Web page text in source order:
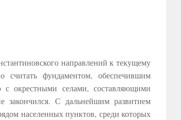
направлений к текущему
фундаментом, обеспечившим
окрестными селами, составляющими
С дальнейшим развитием
населенных пунктов, среди которых